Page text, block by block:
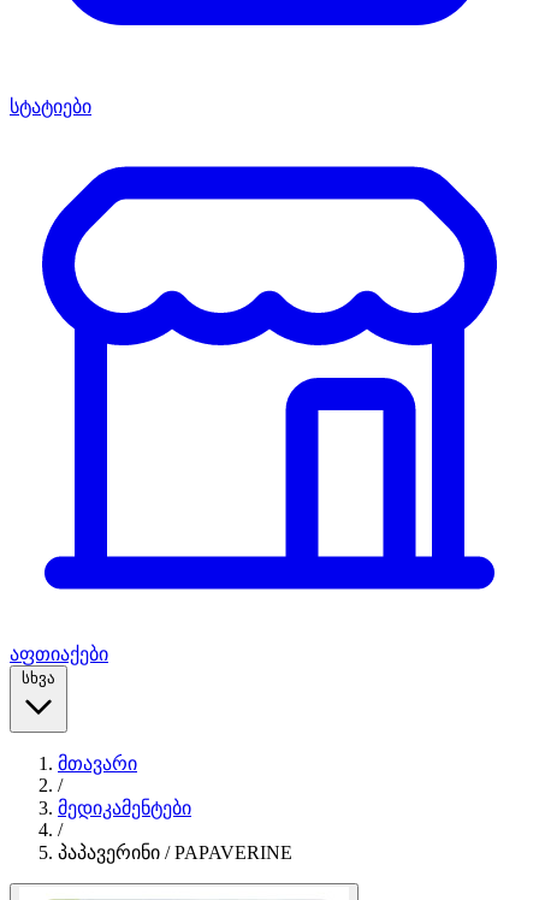
სტატიები
აფთიაქები
სხვა
მთავარი
/
მედიკამენტები
/
პაპავერინი / PAPAVERINE